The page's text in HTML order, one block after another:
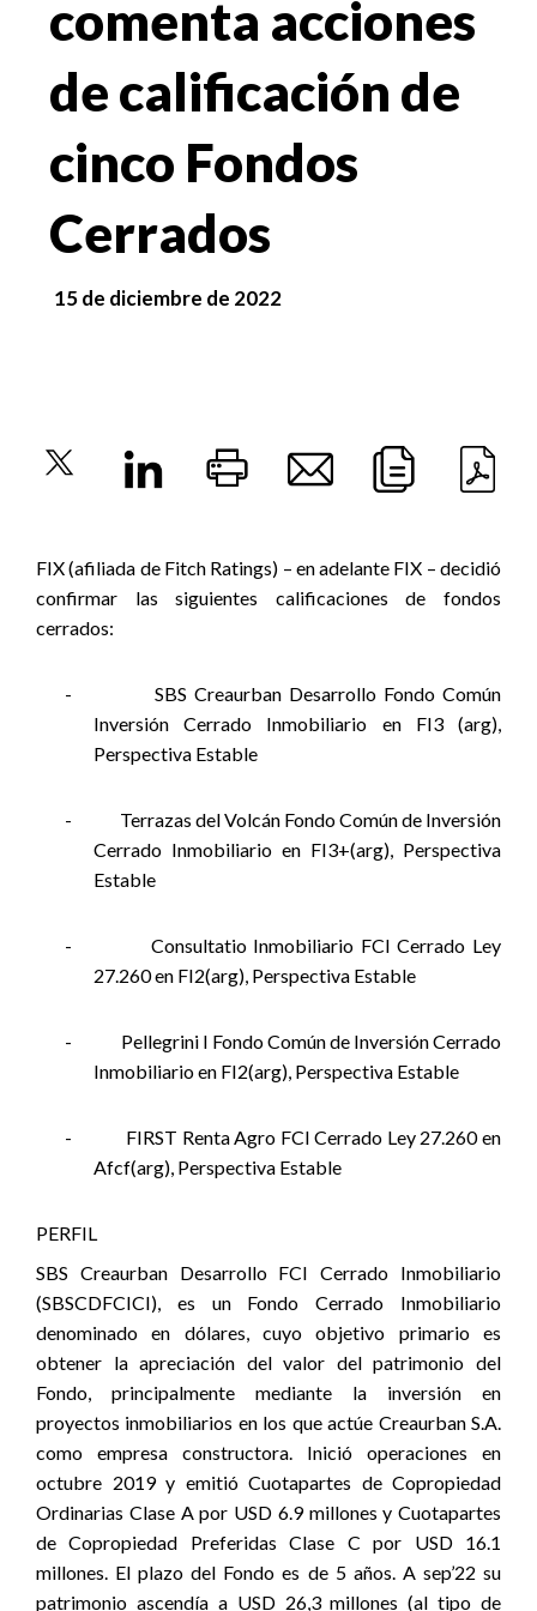
comenta acciones
de calificación de
cinco Fondos
Cerrados
15 de diciembre de 2022
FIX (afiliada de Fitch Ratings) – en adelante FIX – decidió
confirmar las siguientes calificaciones de fondos
cerrados:
-
SBS Creaurban Desarrollo Fondo Común
Inversión Cerrado Inmobiliario en FI3 (arg),
Perspectiva Estable
-
Terrazas del Volcán Fondo Común de Inversión
Cerrado Inmobiliario en FI3+(arg), Perspectiva
Estable
-
Consultatio Inmobiliario FCI Cerrado Ley
27.260 en FI2(arg), Perspectiva Estable
-
Pellegrini I Fondo Común de Inversión Cerrado
Inmobiliario en FI2(arg), Perspectiva Estable
-
FIRST Renta Agro FCI Cerrado Ley 27.260 en
Afcf(arg), Perspectiva Estable
PERFIL
SBS Creaurban Desarrollo FCI Cerrado Inmobiliario
(SBSCDFCICI), es un Fondo Cerrado Inmobiliario
denominado en dólares, cuyo objetivo primario es
obtener la apreciación del valor del patrimonio del
Fondo, principalmente mediante la inversión en
proyectos inmobiliarios en los que actúe Creaurban S.A.
como empresa constructora. Inició operaciones en
octubre 2019 y emitió Cuotapartes de Copropiedad
Ordinarias Clase A por USD 6.9 millones y Cuotapartes
de Copropiedad Preferidas Clase C por USD 16.1
millones. El plazo del Fondo es de 5 años. A sep’22 su
patrimonio ascendía a USD 26,3 millones (al tipo de